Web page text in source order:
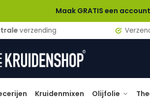
Maak GRATIS een account aan
verzending
Kruidenmixen Olijfolie